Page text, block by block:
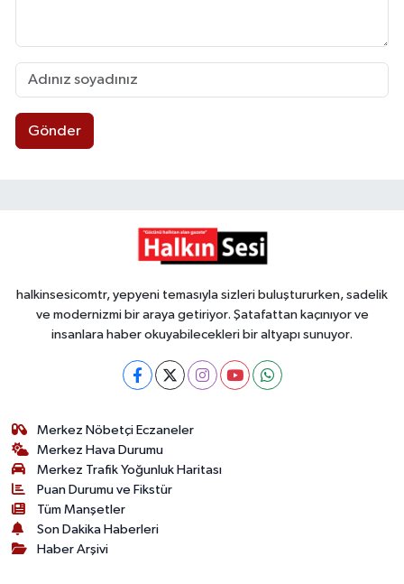
Gönder
halkinsesicomtr, yepyeni temasıyla sizleri buluştururken, sadelik
ve modernizmi bir araya getiriyor. Şatafattan kaçınıyor ve
insanlara haber okuyabilecekleri bir altyapı sunuyor.
Merkez Nöbetçi Eczaneler
Merkez Hava Durumu
Merkez Trafik Yoğunluk Haritası
Puan Durumu ve Fikstür
Tüm Manşetler
Son Dakika Haberleri
Haber Arşivi